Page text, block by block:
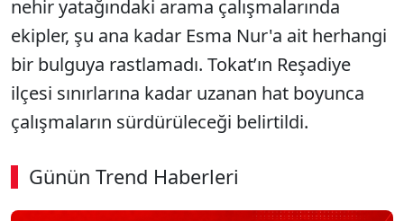
nehir yatağındaki arama çalışmalarında
ekipler, şu ana kadar Esma Nur'a ait herhangi
bir bulguya rastlamadı. Tokat’ın Reşadiye
ilçesi sınırlarına kadar uzanan hat boyunca
çalışmaların sürdürüleceği belirtildi.
Günün Trend Haberleri
00:01 / 08:06